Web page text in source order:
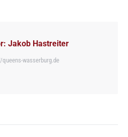
Jakob Hastreiter
wasserburg.de